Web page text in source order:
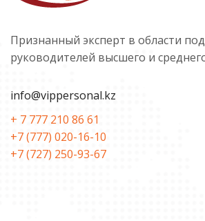
Признанный эксперт в области
руководителей высшего и
info@vippersonal.kz
+ 7 777 210 86 61
+7 (777) 020-16-10
+7 (727) 250-93-67